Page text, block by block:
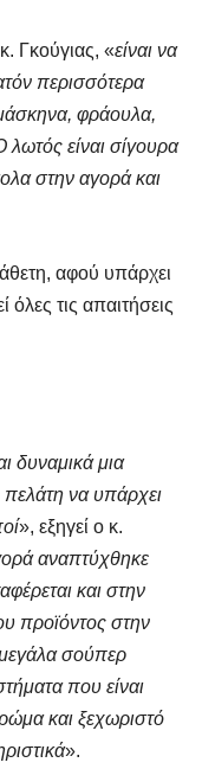
Γκούγιας, «είναι να
περισσότερα
φράουλα,
είναι σίγουρα
στην αγορά και
αφού υπάρχει
τις απαιτήσεις
δυναμικά μια
να υπάρχει
», εξηγεί ο κ.
αναπτύχθηκε
και στην
προϊόντος στην
σούπερ
που είναι
και ξεχωριστό
».